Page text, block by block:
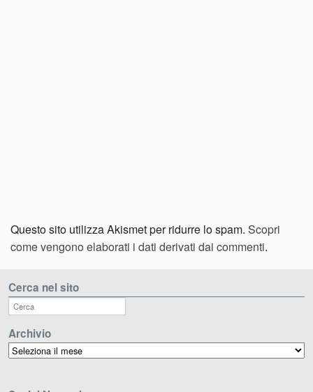
Questo sito utilizza Akismet per ridurre lo spam. Scopri
come vengono elaborati i dati derivati dai commenti.
Cerca nel sito
Archivio
Archivio